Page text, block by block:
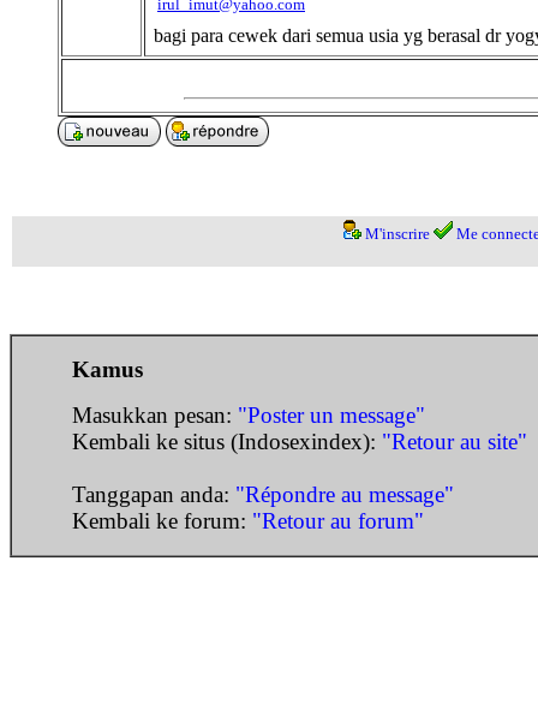
irul_imut@yahoo.com
bagi para cewek dari semua usia yg berasal dr
M'inscrire Me
Kamus
Masukkan pesan: "Poster un message"
Kembali ke situs (Indosexindex): "Retour au site"
Tanggapan anda: "Répondre au message"
Kembali ke forum: "Retour au forum"